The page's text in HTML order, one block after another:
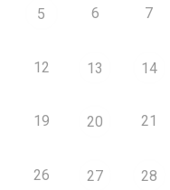
5 6 7
12 13 14
19 20 21
26 27 28